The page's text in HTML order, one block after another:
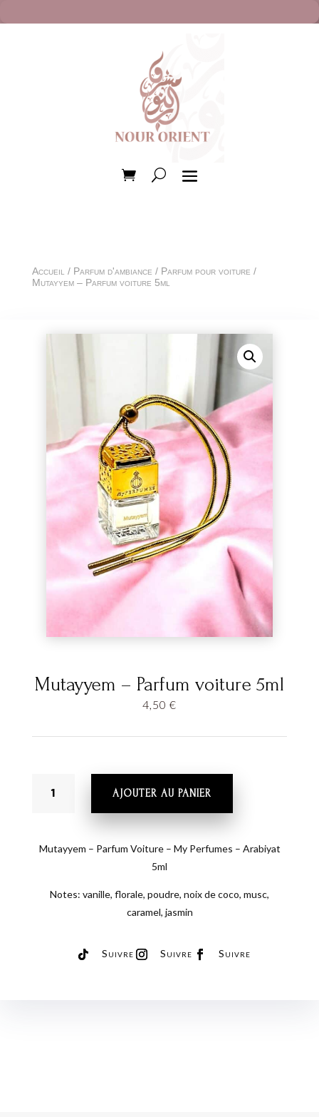
Accueil / Parfum d'ambiance / Parfum pour voiture /
Mutayyem – Parfum voiture 5ml
Mutayyem – Parfum voiture 5ml
4,50 €
MUTAYYEM
PARFUM
AJOUTER AU PANIER
Mutayyem – Parfum Voiture – My Perfumes – Arabiyat
5ml
Notes: vanille, florale, poudre, noix de coco, musc,
caramel, jasmin
Suivre Suivre Suivre